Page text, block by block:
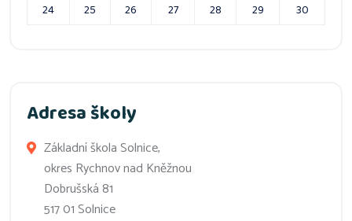
24
25 26 27 28 29 30
Adresa školy
Základní škola Solnice,
okres Rychnov nad Kněžnou
Dobrušská 81
517 01 Solnice